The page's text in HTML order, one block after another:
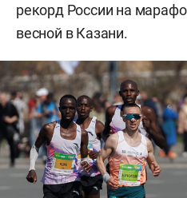
рекорд России на
весной в Казани.